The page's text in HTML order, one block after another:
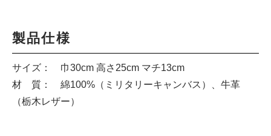
製品仕様
サイズ： 巾30cm 高さ25cm マチ13cm
材 質： 綿100%（ミリタリーキャンバス）、牛革
（栃木レザー）